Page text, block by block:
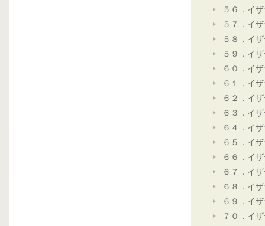
５６．イ
５７．イ
５８．イ
５９．イ
６０．イ
６１．イ
６２．イ
６３．イ
６４．イ
６５．イ
６６．イ
６７．イ
６８．イ
６９．イ
７０．イ